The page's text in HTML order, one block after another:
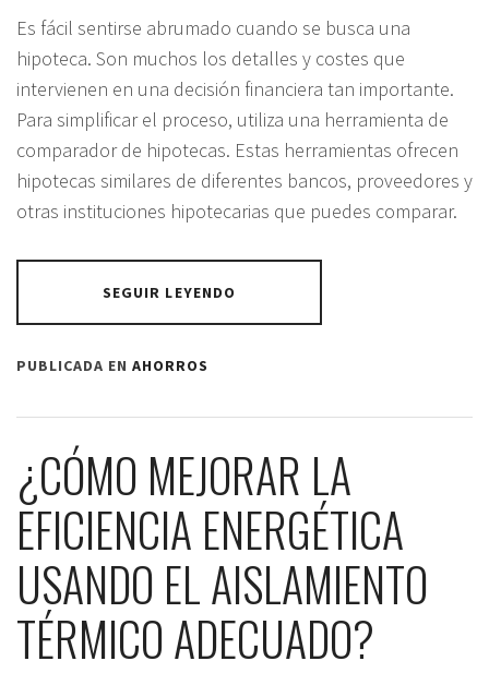
Es fácil sentirse abrumado cuando se busca una
hipoteca. Son muchos los detalles y costes que
intervienen en una decisión financiera tan importante.
Para simplificar el proceso, utiliza una herramienta de
comparador de hipotecas. Estas herramientas ofrecen
hipotecas similares de diferentes bancos, proveedores y
otras instituciones hipotecarias que puedes comparar.
SEGUIR LEYENDO
PUBLICADA EN AHORROS
¿CÓMO MEJORAR LA
EFICIENCIA ENERGÉTICA
USANDO EL AISLAMIENTO
TÉRMICO ADECUADO?